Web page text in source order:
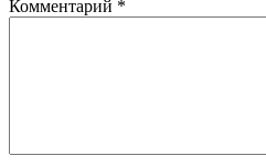
Комментарий *